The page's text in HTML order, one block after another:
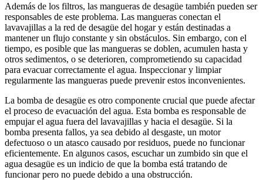
Además de los filtros, las mangueras de desagüe también pueden ser
responsables de este problema. Las mangueras conectan el
lavavajillas a la red de desagüe del hogar y están destinadas a
mantener un flujo constante y sin obstáculos. Sin embargo, con el
tiempo, es posible que las mangueras se doblen, acumulen hasta y
otros sedimentos, o se deterioren, comprometiendo su capacidad
para evacuar correctamente el agua. Inspeccionar y limpiar
regularmente las mangueras puede prevenir estos inconvenientes.
La bomba de desagüe es otro componente crucial que puede afectar
el proceso de evacuación del agua. Esta bomba es responsable de
empujar el agua fuera del lavavajillas y hacia el desagüe. Si la
bomba presenta fallos, ya sea debido al desgaste, un motor
defectuoso o un atasco causado por residuos, puede no funcionar
eficientemente. En algunos casos, escuchar un zumbido sin que el
agua desagüe es un indicio de que la bomba está tratando de
funcionar pero no puede debido a una obstrucción.